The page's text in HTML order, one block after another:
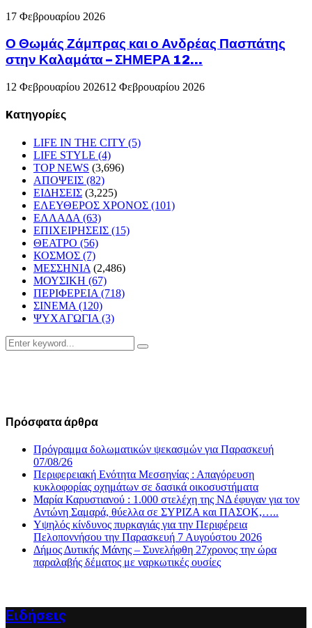
17 Φεβρουαρίου 2026
Ο Θωμάς Ζάμπρας και ο Ανδρέας Πασπάτης
στην Καλαμάτα – ΣΗΜΕΡΑ 12...
12 Φεβρουαρίου 202612 Φεβρουαρίου 2026
Kατηγορίες
LIFE IN THE CITY (5)
LIFE STYLE (4)
TOP NEWS (3,696)
ΑΠΟΨΕΙΣ (82)
ΕΙΔΗΣΕΙΣ (3,225)
ΕΛΕΥΘΕΡΟΣ ΧΡΟΝΟΣ (101)
ΕΛΛΑΔΑ (63)
ΕΠΙΧΕΙΡΗΣΕΙΣ (15)
ΘΕΑΤΡΟ (56)
ΚΟΣΜΟΣ (7)
ΜΕΣΣΗΝΙΑ (2,486)
ΜΟΥΣΙΚΗ (67)
ΠΕΡΙΦΕΡΕΙΑ (718)
ΣΙΝΕΜΑ (120)
ΨΥΧΑΓΩΓΙΑ (3)
Search
for:
Search
Πρόσφατα άρθρα
Πρόγραμμα δολωματικών ψεκασμών για Παρασκευή
07/08/26
Περιφερειακή Ενότητα Μεσσηνίας : Απαγόρευση
κυκλοφορίας οχημάτων σε δασικά οικοσυστήματα
Μαρία Καρυστιανού : 1.000 στελέχη της ΝΔ έφυγαν για τον
Αντώνη Σαμαρά, θύελλα σε ΣΥΡΙΖΑ και ΠΑΣΟΚ,…..
Υψηλός κίνδυνος πυρκαγιάς για την Περιφέρεια
Πελοποννήσου την Παρασκευή 7 Αυγούστου 2026
Δήμος Δυτικής Μάνης – Συνελήφθη 27χρονος την ώρα
παραλαβής δέματος με ναρκωτικές ουσίες
Ειδήσεις